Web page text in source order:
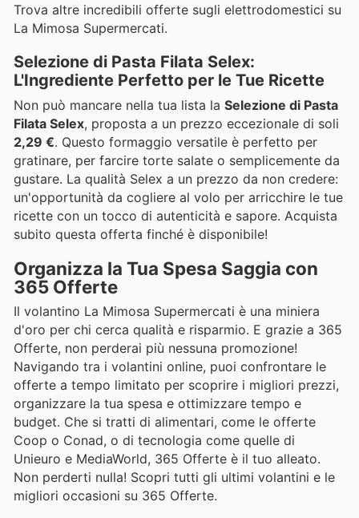
Trova altre incredibili offerte sugli elettrodomestici su
La Mimosa Supermercati.
Selezione di Pasta Filata Selex:
L'Ingrediente Perfetto per le Tue Ricette
Non può mancare nella tua lista la Selezione di Pasta
Filata Selex, proposta a un prezzo eccezionale di soli
2,29 €. Questo formaggio versatile è perfetto per
gratinare, per farcire torte salate o semplicemente da
gustare. La qualità Selex a un prezzo da non credere:
un'opportunità da cogliere al volo per arricchire le tue
ricette con un tocco di autenticità e sapore. Acquista
subito questa offerta finché è disponibile!
Organizza la Tua Spesa Saggia con
365 Offerte
Il volantino La Mimosa Supermercati è una miniera
d'oro per chi cerca qualità e risparmio. E grazie a 365
Offerte, non perderai più nessuna promozione!
Navigando tra i volantini online, puoi confrontare le
offerte a tempo limitato per scoprire i migliori prezzi,
organizzare la tua spesa e ottimizzare tempo e
budget. Che si tratti di alimentari, come le offerte
Coop o Conad, o di tecnologia come quelle di
Unieuro e MediaWorld, 365 Offerte è il tuo alleato.
Non perderti nulla! Scopri tutti gli ultimi volantini e le
migliori occasioni su 365 Offerte.